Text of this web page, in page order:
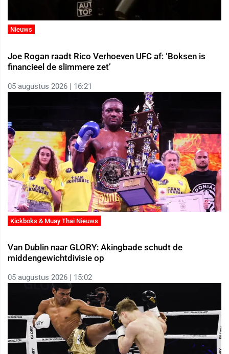
Nieuws
Joe Rogan raadt Rico Verhoeven UFC af: ‘Boksen is
financieel de slimmere zet’
05 augustus 2026 | 16:21
Kickboks & Muay Thai Nieuws
Van Dublin naar GLORY: Akingbade schudt de
middengewichtdivisie op
05 augustus 2026 | 15:02